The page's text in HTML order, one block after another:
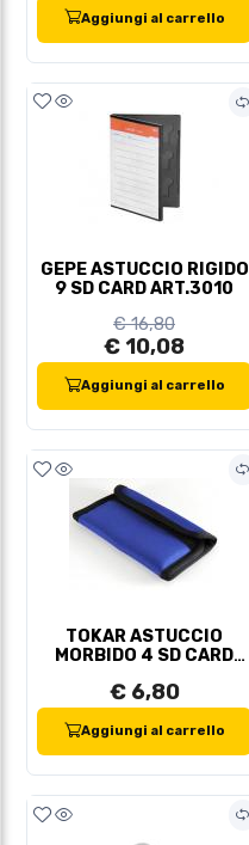
Aggiungi al carrello
GEPE ASTUCCIO RIGIDO
9 SD CARD ART.3010
€ 16,80
€ 10,08
Aggiungi al carrello
TOKAR ASTUCCIO
MORBIDO 4 SD CARD
€ 6,80
Aggiungi al carrello